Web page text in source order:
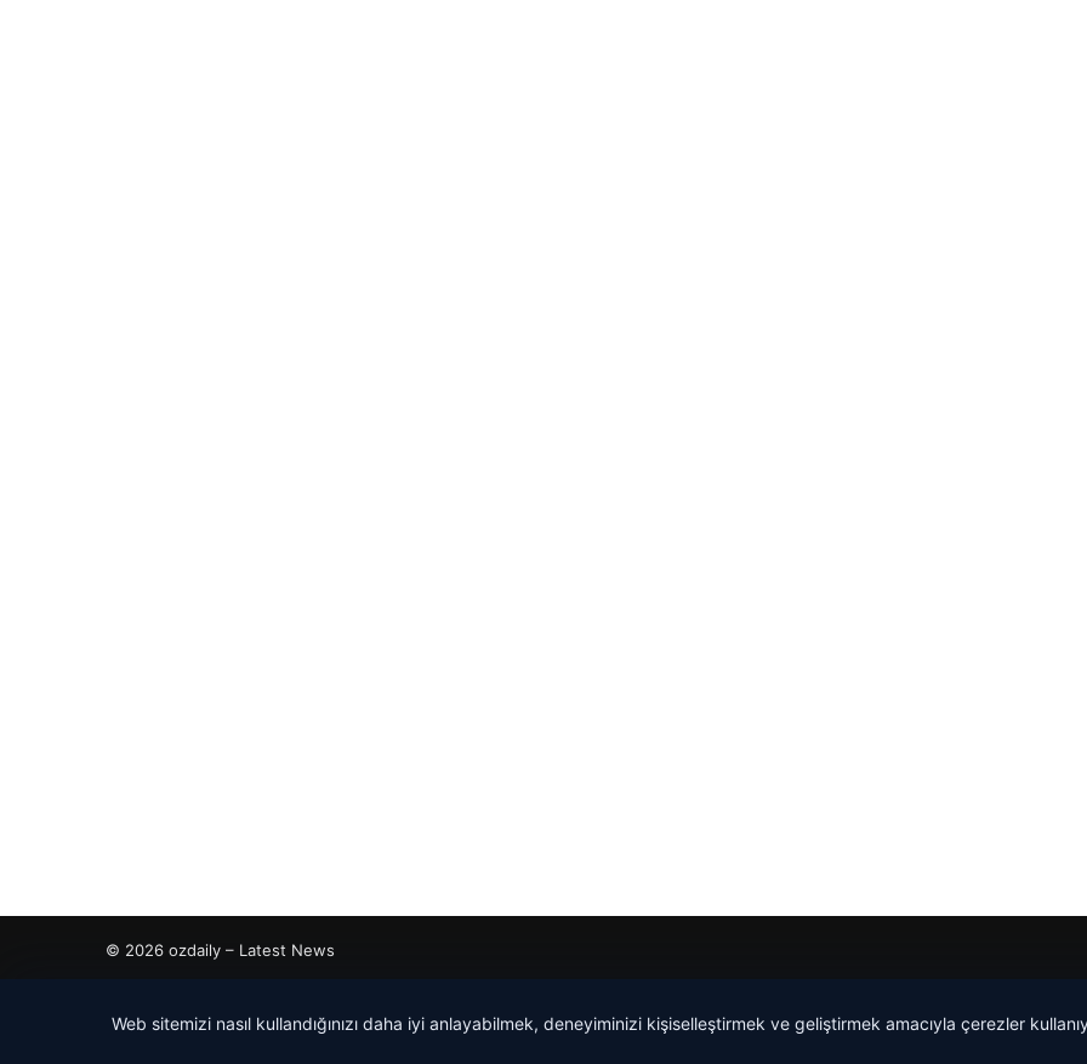
© 2026 ozdaily – Latest News
Web sitemizi nasıl kullandığınızı daha iyi anlayabilmek, deneyiminizi kişiselleştirmek ve geliştirmek amacıyla çerezler